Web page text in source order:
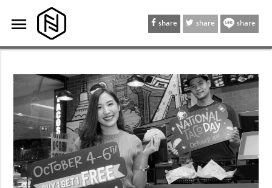
menu
menu share share share